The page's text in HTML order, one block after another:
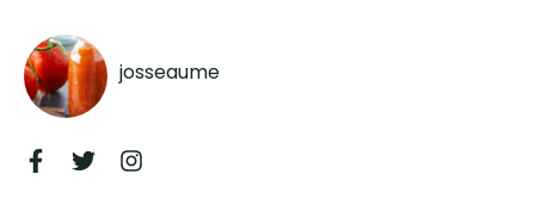
josseaume